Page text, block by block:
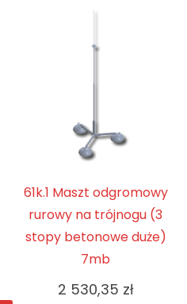
61k.1 Maszt odgromowy
rurowy na trójnogu (3
stopy betonowe duże)
7mb
2 530,35 zł